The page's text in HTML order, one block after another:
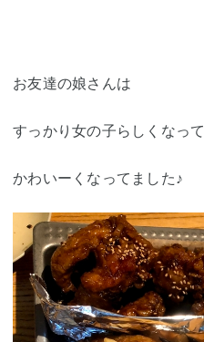
お友達の娘さんは
すっかり女の子らしくなって
かわいーくなってました♪